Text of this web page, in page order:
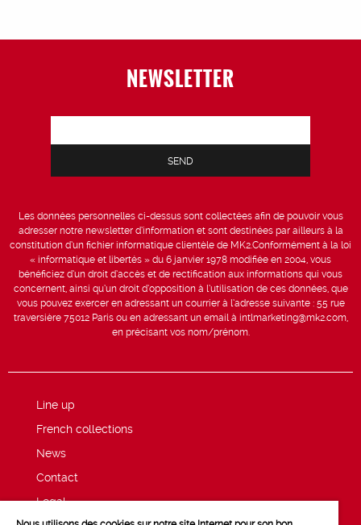
NEWSLETTER
Les données personnelles ci-dessus sont collectées afin de pouvoir vous
adresser notre newsletter d’information et sont destinées par ailleurs à la
constitution d’un fichier informatique clientèle de MK2.Conformément à la loi
« informatique et libertés » du 6 janvier 1978 modifiée en 2004, vous
bénéficiez d’un droit d’accès et de rectification aux informations qui vous
concernent, ainsi qu’un droit d’opposition à l’utilisation de ces données, que
vous pouvez exercer en adressant un courrier à l’adresse suivante : 55 rue
traversière 75012 Paris ou en adressant un email à intlmarketing@mk2.com,
en précisant vos nom/prénom.
Line up
French collections
News
Contact
Legal